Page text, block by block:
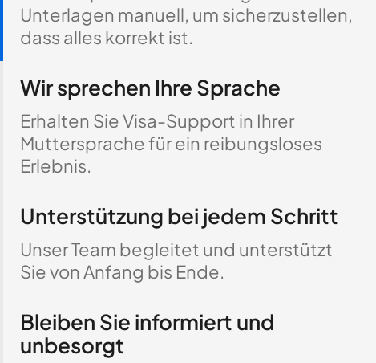
Unterlagen manuell, um sicherzustellen,
dass alles korrekt ist.
Wir sprechen Ihre Sprache
Erhalten Sie Visa-Support in Ihrer
Muttersprache für ein reibungsloses
Erlebnis.
Unterstützung bei jedem Schritt
Unser Team begleitet und unterstützt
Sie von Anfang bis Ende.
Bleiben Sie informiert und
unbesorgt